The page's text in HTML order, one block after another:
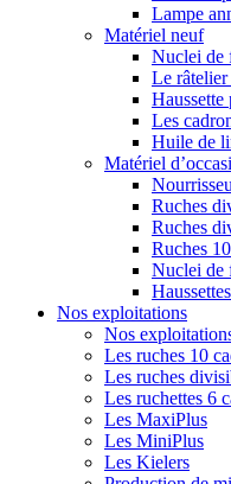
Lampe
Matériel neuf
Nuclei de
Le râtelier
Les
Huile de
Matériel
Ruches
Ruches
Ruches
Nuclei de
Nos exploitations
Nos
Les ruches 10
Les ruches
Les ruchettes 6
Les MaxiPlus
Les MiniPlus
Les Kielers